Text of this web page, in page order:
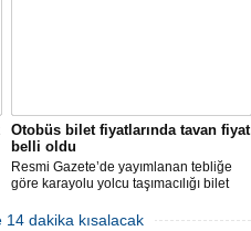
Otobüs bilet fiyatlarında tavan fiyat
belli oldu
Resmi Gazete’de yayımlanan tebliğe
göre karayolu yolcu taşımacılığı bilet
kilometre mesafede taban yolcu
dakika kısalacak